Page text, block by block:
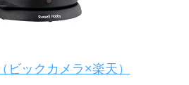
ビックカメラ×楽天）